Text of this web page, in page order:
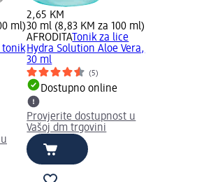
ml)
2,65 KM
30 ml (8,83 KM za 100 ml)
AFRODITATonik za lice
Hydra Solution Aloe Vera,
30 ml
(5)
Dostupno online
Provjerite dostupnost u
Vašoj dm trgovini